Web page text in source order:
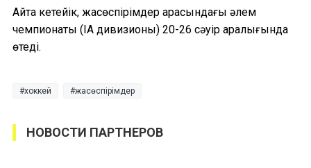
Айта кетейік, жасөспірімдер арасындағы әлем
чемпионаты (IA дивизионы) 20-26 сәуір аралығында
өтеді.
хоккей жасөспірімдер
НОВОСТИ ПАРТНЕРОВ